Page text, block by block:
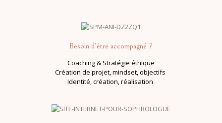
Besoin d’être accompagné ?
Coaching & Stratégie éthique
Création de projet,mindset, objectifs
Identité, création, réalisation